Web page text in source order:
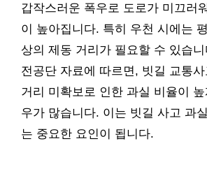
갑작스러운 폭우로 도로가 미끄러
이 높아집니다. 특히 우천 시에는
상의 제동 거리가 필요할 수 있습
전공단 자료에 따르면, 빗길 교통
거리 미확보로 인한 과실 비율이
우가 많습니다. 이는 빗길 사고 과
는 중요한 요인이 됩니다.